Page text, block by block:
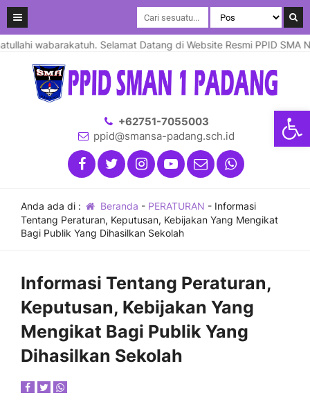
wabarakatuh. Selamat Datang di Website Resmi PPID
+62751-7055003
ppid@smansa-padang.sch.id
Anda ada di : Beranda - PERATURAN - Informasi
Tentang Peraturan, Keputusan, Kebijakan Yang Mengikat
Bagi Publik Yang Dihasilkan Sekolah
Informasi Tentang Peraturan,
Keputusan, Kebijakan Yang
Mengikat Bagi Publik Yang
Dihasilkan Sekolah